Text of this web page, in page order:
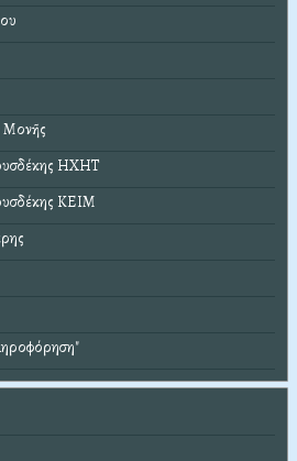
Μονῆς
ΗΧΗΤ
ΚΕΙΜ